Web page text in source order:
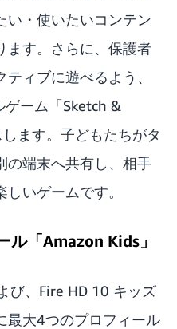
い・使いたいコンテン
ます。さらに、保護者
ィブに遊べるよう、
ーム「Sketch &
ます。子どもたちがタ
の端末へ共有し、相手
いゲームです。
ル「Amazon Kids」
び、Fire HD 10 キッズ
最大4つのプロフィール